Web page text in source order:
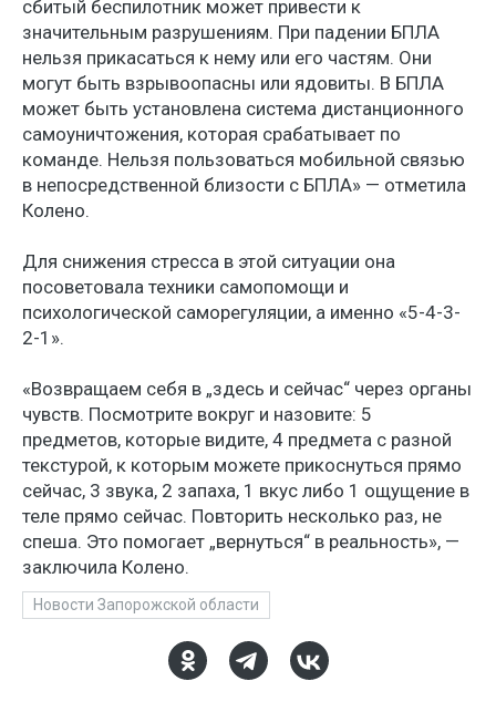
сбитый беспилотник может привести к
значительным разрушениям. При падении БПЛА
нельзя прикасаться к нему или его частям. Они
могут быть взрывоопасны или ядовиты. В БПЛА
может быть установлена система дистанционного
самоуничтожения, которая срабатывает по
команде. Нельзя пользоваться мобильной связью
в непосредственной близости с БПЛА» — отметила
Колено.
Для снижения стресса в этой ситуации она
посоветовала техники самопомощи и
психологической саморегуляции, а именно «5-4-3-
2-1».
«Возвращаем себя в „здесь и сейчас“ через органы
чувств. Посмотрите вокруг и назовите: 5
предметов, которые видите, 4 предмета с разной
текстурой, к которым можете прикоснуться прямо
сейчас, 3 звука, 2 запаха, 1 вкус либо 1 ощущение в
теле прямо сейчас. Повторить несколько раз, не
спеша. Это помогает „вернуться“ в реальность», —
заключила Колено.
Новости Запорожской области